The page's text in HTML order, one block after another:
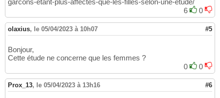
garcons-etant-plus-affectes-que-les-filles-selon-une-etude/
6
0
olaxius, le 05/04/2023 à 10h07 #5
Bonjour,
Cette étude ne concerne que les femmes ?
0
0
Prox_13, le 05/04/2023 à 13h16 #6